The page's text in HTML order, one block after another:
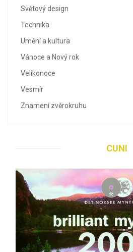
Světový design
Technika
Umění a kultura
Vánoce a Nový rok
Velikonoce
Vesmír
Znamení zvěrokruhu
CUNI